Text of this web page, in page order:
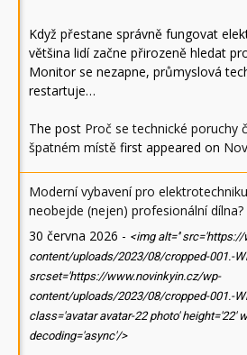
Když přestane správně fungovat
většina lidí začne přirozeně hledat
Monitor se nezapne, průmyslová
restartuje…
The post Proč se technické poruchy
špatném místě first appeared on
Moderní vybavení pro
neobejde (nejen) profesionální dílna?
30 června 2026 - <img alt=''
content/uploads/2023/08/cropped-001.-
srcset='https://www.novinkyin.cz/wp-
content/uploads/2023/08/cropped-001.-
class='avatar avatar-22 photo' height='22'
decoding='async'/>